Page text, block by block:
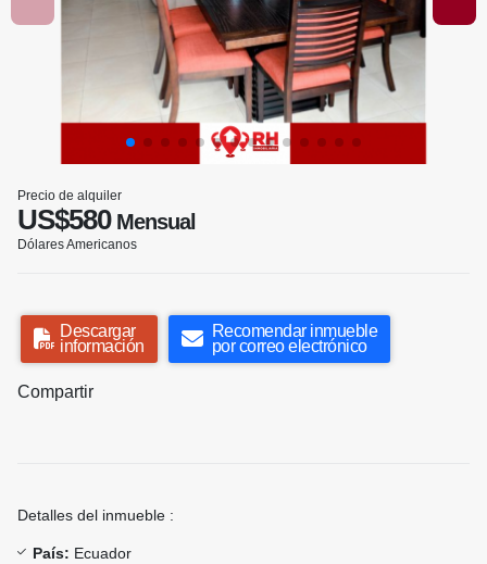
Precio de alquiler
US$580Mensual
Dólares Americanos
Descargar
información
Recomendar inmueble
por correo electrónico
Compartir
Detalles del inmueble :
País: Ecuador